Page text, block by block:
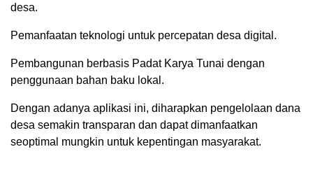
desa.
Pemanfaatan teknologi untuk percepatan desa digital.
Pembangunan berbasis Padat Karya Tunai dengan
penggunaan bahan baku lokal.
Dengan adanya aplikasi ini, diharapkan pengelolaan dana
desa semakin transparan dan dapat dimanfaatkan
seoptimal mungkin untuk kepentingan masyarakat.